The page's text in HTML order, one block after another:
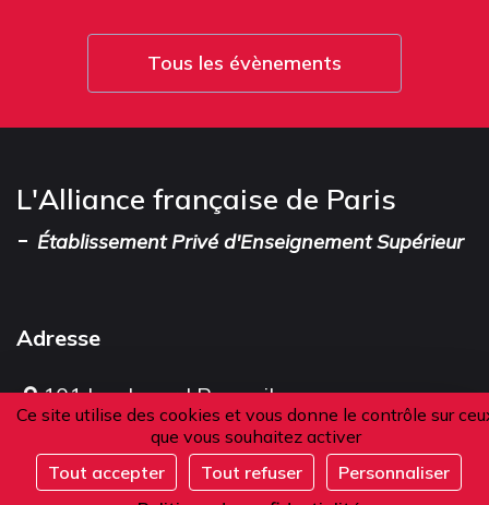
Ce site utilise des cookies et vous donne le contrôle sur
que vous souhaitez activer
Tout accepter
Tout refuser
Personnaliser
Complet
Tous les évènements
L'Alliance française de Paris
- Établissement Privé d'Enseignement Supérieur
Adresse
101 boulevard Raspail
75006 Paris
France